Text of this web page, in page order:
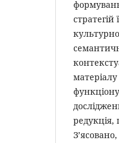
стратегій
редукція,